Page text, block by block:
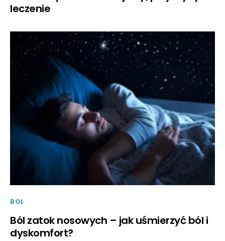
leczenie
BOL
Ból zatok nosowych – jak uśmierzyć ból i
dyskomfort?